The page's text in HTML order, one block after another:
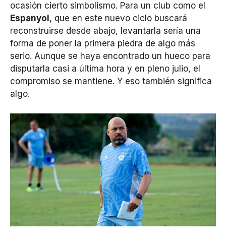
ocasión cierto simbolismo. Para un club como el
Espanyol , que en este nuevo ciclo buscará
reconstruirse desde abajo, levantarla sería una
forma de poner la primera piedra de algo más
serio. Aunque se haya encontrado un hueco para
disputarla casi a última hora y en pleno julio, el
compromiso se mantiene. Y eso también significa
algo.